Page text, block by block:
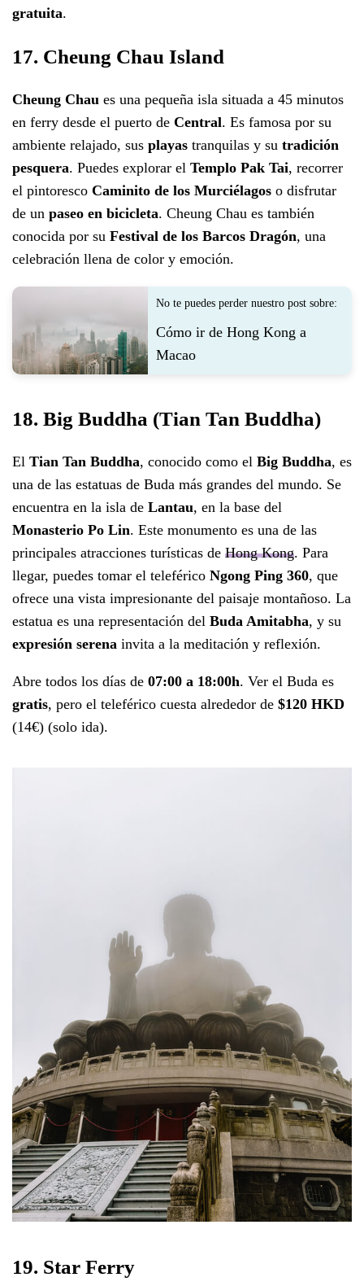
gratuita.
17. Cheung Chau Island
Cheung Chau es una pequeña isla situada a 45 minutos
en ferry desde el puerto de Central. Es famosa por su
ambiente relajado, sus playas tranquilas y su tradición
pesquera. Puedes explorar el Templo Pak Tai, recorrer
el pintoresco Caminito de los Murciélagos o disfrutar
de un paseo en bicicleta. Cheung Chau es también
conocida por su Festival de los Barcos Dragón, una
celebración llena de color y emoción.
No te puedes perder nuestro post sobre:
Cómo ir de Hong Kong a
Macao
18. Big Buddha (Tian Tan Buddha)
El Tian Tan Buddha, conocido como el Big Buddha, es
una de las estatuas de Buda más grandes del mundo. Se
encuentra en la isla de Lantau, en la base del
Monasterio Po Lin. Este monumento es una de las
principales atracciones turísticas de Hong Kong. Para
llegar, puedes tomar el teleférico Ngong Ping 360, que
ofrece una vista impresionante del paisaje montañoso. La
estatua es una representación del Buda Amitabha, y su
expresión serena invita a la meditación y reflexión.
Abre todos los días de 07:00 a 18:00h. Ver el Buda es
gratis, pero el teleférico cuesta alrededor de $120 HKD
(14€) (solo ida).
19. Star Ferry